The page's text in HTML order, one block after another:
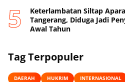
Keterlambatan Siltap
Tangerang, Diduga Jadi
Awal Tahun
Tag Terpopuler
DAERAH HUKRIM INTERNASIONAL